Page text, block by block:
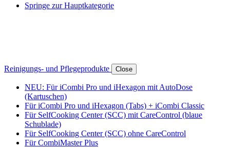
Springe zur Hauptkategorie
Reinigungs- und Pflegeprodukte Close
NEU: Für iCombi Pro und iHexagon mit AutoDose
(Kartuschen)
Für iCombi Pro und iHexagon (Tabs) + iCombi Classic
Für SelfCooking Center (SCC) mit CareControl (blaue
Schublade)
Für SelfCooking Center (SCC) ohne CareControl
Für CombiMaster Plus